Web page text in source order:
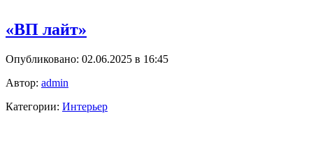
«ВП лайт»
Опубликовано: 02.06.2025 в 16:45
Автор: admin
Категории: Интерьер